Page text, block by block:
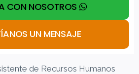
de Recursos Humanos
CON NOSOTROS
UN MENSAJE